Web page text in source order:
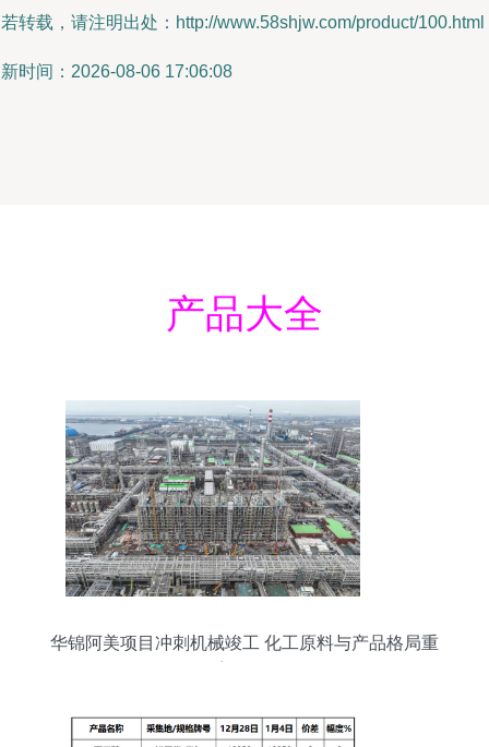
转载，请注明出处：http://www.58shjw.com/product/100.html
时间：2026-08-06 17:06:08
产品大全
华锦阿美项目冲刺机械竣工 化工原料与产品格局重